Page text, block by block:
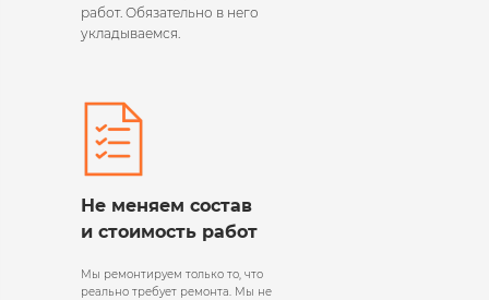
работ. Обязательно в него
укладываемся.
Мы ремонтируем только то, что
реально требует ремонта. Мы не
Не меняем состав
и стоимость работ